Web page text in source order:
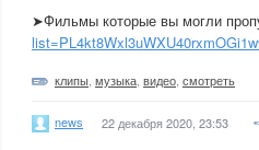
➤Фильмы которые вы могли
клипы музыка видео смотреть
news 22 декабря 2020, 23:53